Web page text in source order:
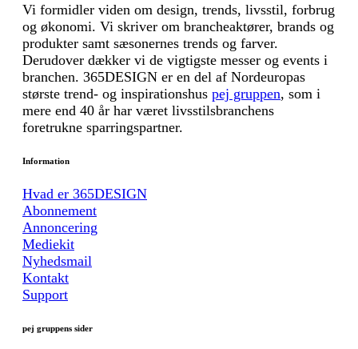
Vi formidler viden om design, trends, livsstil, forbrug
og økonomi. Vi skriver om brancheaktører, brands og
produkter samt sæsonernes trends og farver.
Derudover dækker vi de vigtigste messer og events i
branchen. 365DESIGN er en del af Nordeuropas
største trend- og inspirationshus pej gruppen, som i
mere end 40 år har været livsstilsbranchens
foretrukne sparringspartner.
Information
Hvad er 365DESIGN
Abonnement
Annoncering
Mediekit
Nyhedsmail
Kontakt
Support
pej gruppens sider